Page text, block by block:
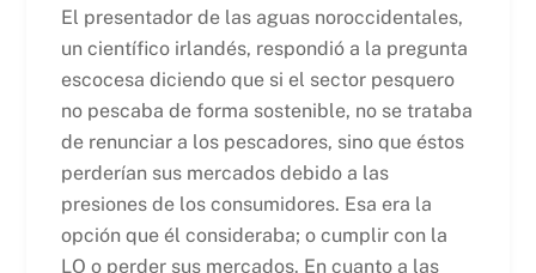
El presentador de las aguas noroccidentales,
un científico irlandés, respondió a la pregunta
escocesa diciendo que si el sector pesquero
no pescaba de forma sostenible, no se trataba
de renunciar a los pescadores, sino que éstos
perderían sus mercados debido a las
presiones de los consumidores. Esa era la
opción que él consideraba; o cumplir con la
LO o perder sus mercados. En cuanto a las